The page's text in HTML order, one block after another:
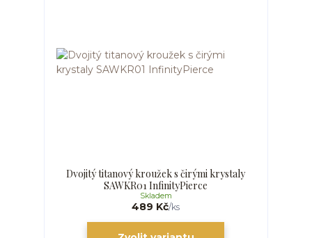
Dvojitý titanový kroužek s čirými krystaly
SAWKR01 InfinityPierce
489 Kč/ks
Skladem